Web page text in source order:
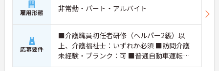
雇用形態 非常勤・パート・アルバイト
応募要件
■介護職員初任者研修（ヘルパー2級）以
上、介護福祉士：いずれか必須 ■訪問介護
未経験・ブランク：可 ■普通自動車運転免
許：必須